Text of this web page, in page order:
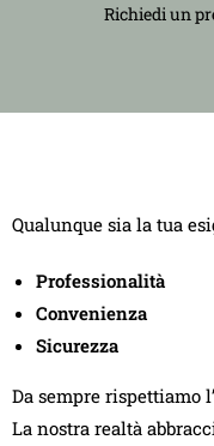
Richiedi un
Qualunque sia la tua
Professionalità
Convenienza
Sicurezza
Da sempre rispettiamo
La nostra realtà